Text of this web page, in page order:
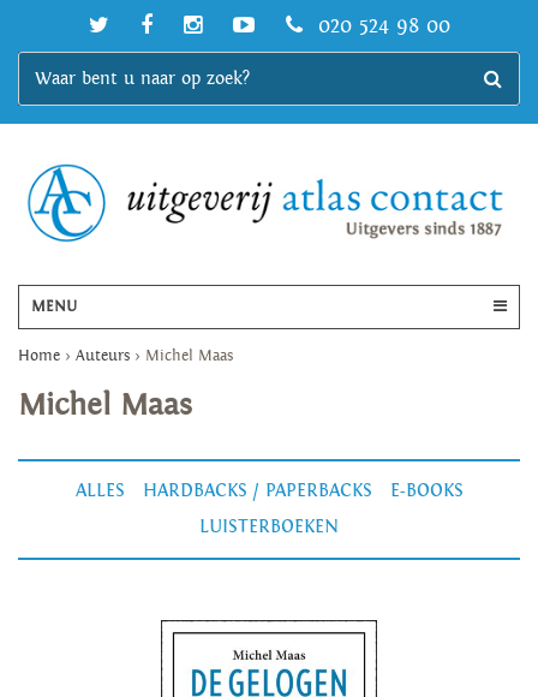
020 524 98 00
MENU
Home > Auteurs > Michel Maas
Michel Maas
ALLES HARDBACKS / PAPERBACKS
E-BOOKS
LUISTERBOEKEN